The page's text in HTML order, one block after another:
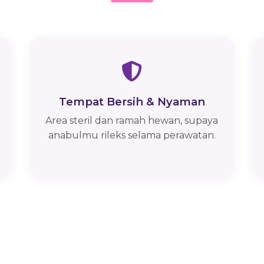
Tempat Bersih & Nyaman
Area steril dan ramah hewan, supaya
anabulmu rileks selama perawatan.